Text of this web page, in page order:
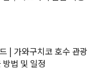
| 가와구치코 호수 관광
법 및 일정